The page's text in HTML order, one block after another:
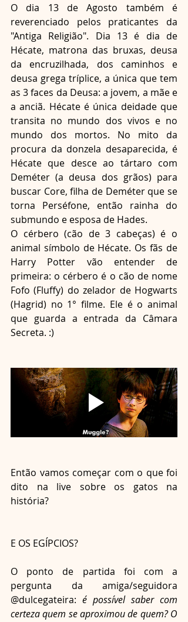
O dia 13 de Agosto também é
reverenciado pelos praticantes da
"Antiga Religião". Dia 13 é dia de
Hécate, matrona das bruxas, deusa
da encruzilhada, dos caminhos e
deusa grega tríplice, a única que tem
as 3 faces da Deusa: a jovem, a mãe e
a anciã. Hécate é única deidade que
transita no mundo dos vivos e no
mundo dos mortos. No mito da
procura da donzela desaparecida, é
Hécate que desce ao tártaro com
Deméter (a deusa dos grãos) para
buscar Core, filha de Deméter que se
torna Perséfone, então rainha do
submundo e esposa de Hades.
O cérbero (cão de 3 cabeças) é o
animal símbolo de Hécate. Os fãs de
Harry Potter vão entender de
primeira: o cérbero é o cão de nome
Fofo (Fluffy) do zelador de Hogwarts
(Hagrid) no 1° filme. Ele é o animal
que guarda a entrada da Câmara
Secreta. :)
Então vamos começar com o que foi
dito na live sobre os gatos na
história?
E OS EGÍPCIOS?
O ponto de partida foi com a
pergunta da amiga/seguidora
@dulcegateira: é possível saber com
certeza quem se aproximou de quem? O